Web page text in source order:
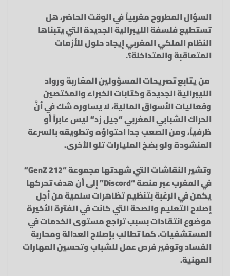
السؤال المطروح مغربياً في الوقت الحاضر، هل
تستطيع فلسفة الليبرالية الجديدة التي يتبناها
النظام الملكي المغربي إيجاد حلول للأزمات
المتعاقبة والمتداخلة؟.
من يتابع تصريحات المسؤولين المغاربة ورواد
الليبرالية الجديدة وكتابات الخبراء والمختصين
وفعاليات الأسواق المالية، لا يساوره شك في أنَّ
الحراك الشبابي المغربي “جيل زد” ليس عابراً أو
ظرفياً، ومن الصعب جدا احتواؤه وتطويقه بالسرعة
المنشودة ولو بضخ المليارات تلو الأخرى.
وتشير النقاشات التي شهدتها مجموعة “212 GenZ”
في المغرب عبر منصة “Discord” إلى أن هدف تحركها
يكمن في الرغبة بتنظيم تظاهرات سلمية من أجل
إصلاح التعليم والصحة التي كانت في الفترة الأخيرة
موضوع انتقادات بسبب تراجع مستوى الخدمات في
المستشفيات. كما تطالب بإصلاح العدالة ومحاربة
الفساد وتوفير فرص عمل للشباب وتحسين المهارات
المهنية.